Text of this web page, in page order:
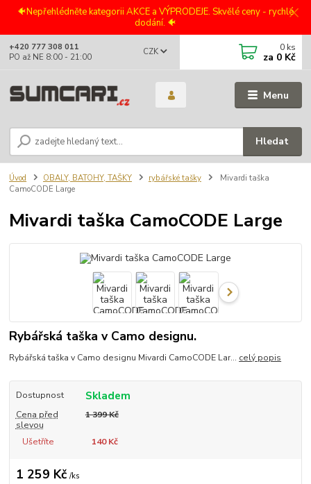
🐠Nepřehlédněte kategorii AKCE a VÝPRODEJE. Skvělé ceny - rychlé
dodání. 🐠
Menu
CZK
Hledat
+420 777 308 011
PO až NE 8:00 - 21:00
0 ks
za 0 Kč
Úvod OBALY, BATOHY, TAŠKY rybářské tašky
Mivardi taška
CamoCODE Large
Mivardi taška CamoCODE Large
Rybářská taška v Camo designu.
Rybářská taška v Camo designu Mivardi CamoCODE Lar... celý popis
Dostupnost Skladem
Cena před
slevou
1 399 Kč
Ušetříte 140 Kč
1 259 Kč /ks